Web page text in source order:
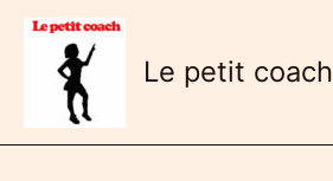
Aller
contenu
Le petit coach